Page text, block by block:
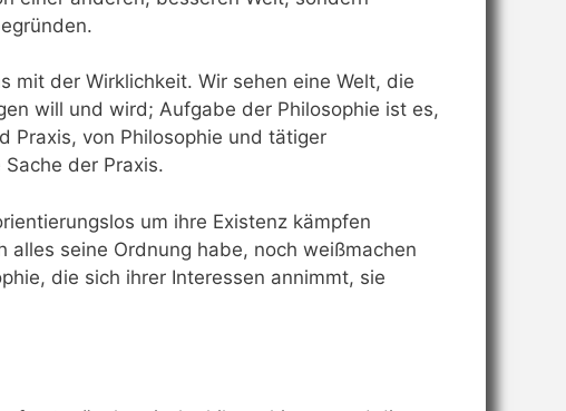
mit der Wirklichkeit. Wir sehen eine Welt, die
will und wird; Aufgabe der Philosophie ist es,
Praxis, von Philosophie und tätiger
der Praxis.
um ihre Existenz kämpfen
seine Ordnung habe, noch weißmachen
die sich ihrer Interessen annimmt, sie